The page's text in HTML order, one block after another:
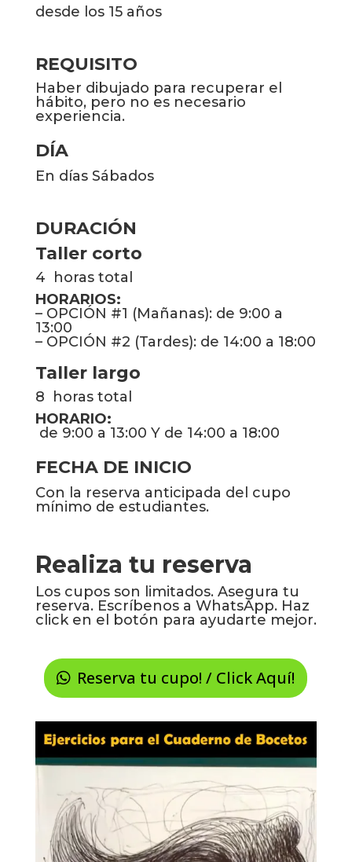
desde los 15 años
REQUISITO
Haber dibujado para recuperar el
hábito, pero no es necesario
experiencia.
DÍA
En días Sábados
DURACIÓN
Taller corto
4 horas total
HORARIOS:
– OPCIÓN #1 (Mañanas): de 9:00 a
13:00
– OPCIÓN #2 (Tardes): de 14:00 a 18:00
Taller largo
8 horas total
HORARIO:
de 9:00 a 13:00 Yde 14:00 a 18:00
FECHA DE INICIO
Con la reserva anticipada del cupo
mínimo de estudiantes.
Realiza tu reserva
Los cupos son limitados. Asegura tu
reserva. Escríbenos a WhatsApp. Haz
click en el botón para ayudarte mejor.
Reserva tu cupo! / Click Aquí!